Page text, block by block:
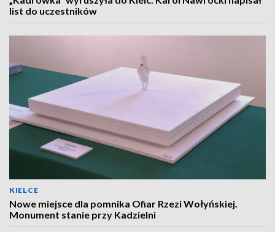
list do uczestników
KIELCE
Nowe miejsce dla pomnika Ofiar Rzezi Wołyńskiej.
Monument stanie przy Kadzielni